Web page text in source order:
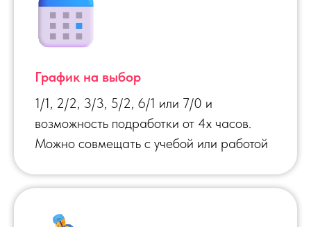
График на выбор
1/1, 2/2, 3/3, 5/2, 6/1 или 7/0 и
возможность подработки от 4х часов.
Можно совмещать с учебой или работой